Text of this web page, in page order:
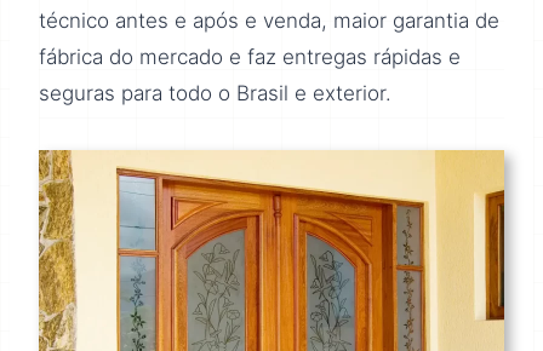
técnico antes e após e venda, maior garantia de
fábrica do mercado e faz entregas rápidas e
seguras para todo o Brasil e exterior.